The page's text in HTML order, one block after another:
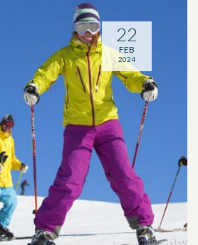
22
FEB
2024